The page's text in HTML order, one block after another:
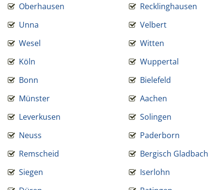
Oberhausen
Recklinghausen
Unna
Velbert
Wesel
Witten
Köln
Wuppertal
Bonn
Bielefeld
Münster
Aachen
Leverkusen
Solingen
Neuss
Paderborn
Remscheid
Bergisch Gladbach
Siegen
Iserlohn